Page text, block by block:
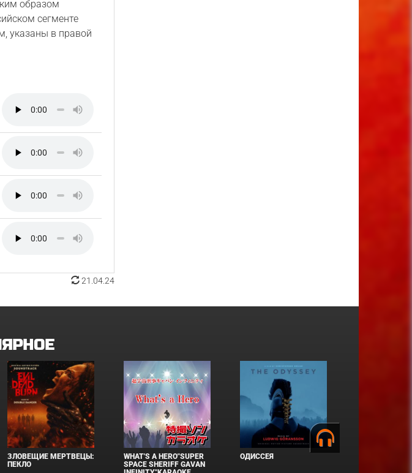
образом
сегменте
указаны в правой
21.04.24
ЗЛОВЕЩИЕ МЕРТВЕЦЫ:
ПЕКЛО
WHAT'S A HERO"SUPER
SPACE SHERIFF GAVAN
ОДИССЕЯ